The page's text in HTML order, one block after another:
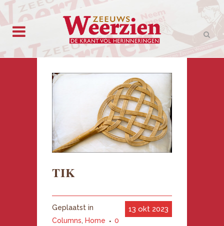
TIK
13 okt 2023
Geplaatst in
Columns, Home
0